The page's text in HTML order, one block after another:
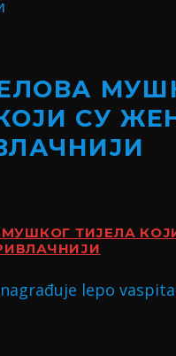
СУ
ТИЈЕЛА